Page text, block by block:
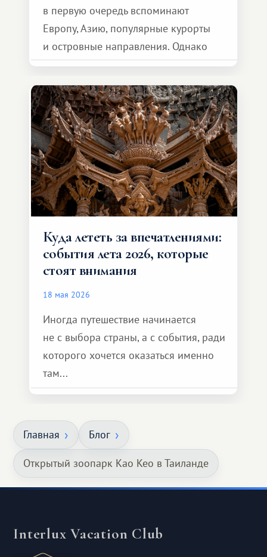
в первую очередь вспоминают
Европу, Азию, популярные курорты
и островные направления. Однако
возможности обменной системы
значительно шире. Среди них есть
и Африка — континент, который
способен подарить совершенно иной
формат путешествия.
Куда лететь за впечатлениями:
события лета 2026, которые
стоят внимания
18 мая 2026
Иногда путешествие начинается
не с выбора страны, а с события, ради
которого хочется оказаться именно
там...
Главная Блог
Открытый зоопарк Као Кео в Таиланде
Interlux Vacation Club